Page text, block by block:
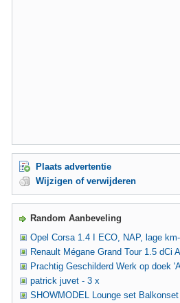
Plaats advertentie
Wijzigen of verwijderen
Random Aanbeveling
Opel Corsa 1.4 I ECO, NAP, lage
Renault Mégane Grand Tour 1.5 dCi
Prachtig Geschilderd Werk op doek
patrick juvet - 3 x
SHOWMODEL Lounge set